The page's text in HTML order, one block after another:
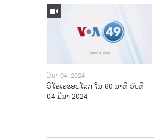
ມີນາ 04, 2024
ວີໂອເອຮອບໂລກ ໃນ 60 ນາທີ ວັນທີ
04 ມີນາ 2024